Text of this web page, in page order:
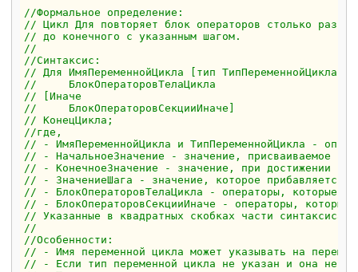
//Формальное определение:
// Цикл Для повторяет блок операторов столько раз,
// до конечного с указанным шагом.
//
//Синтаксис:
// Для ИмяПеременнойЦикла [тип ТипПеременнойЦикла]
//     БлокОператоровТелаЦикла
// [Иначе
//     БлокОператоровСекцииИначе]
// КонецЦикла;
//где,
// - ИмяПеременнойЦикла и ТипПеременнойЦикла -
// - НачальноеЗначение - значение, присваиваемое
// - КонечноеЗначение - значение, при достижении
// - ЗначениеШага - значение, которое прибавляется
// - БлокОператоровТелаЦикла - операторы, которые
// - БлокОператоровСекцииИначе - операторы,
// Указанные в квадратных скобках части синтаксиса
//
//Особенности:
// - Имя переменной цикла может указывать на
// - Если тип переменной цикла не указан и она не